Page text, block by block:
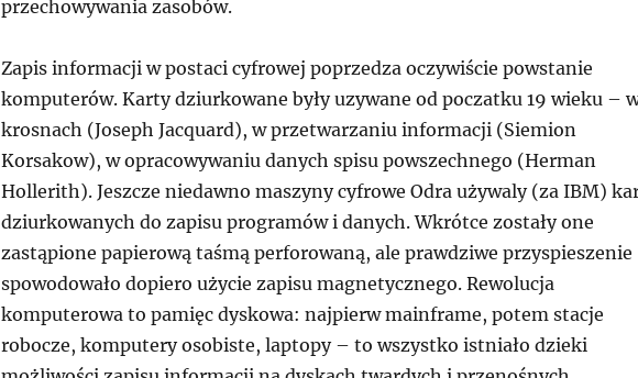
przechowywania zasobów.
Zapis informacji w postaci cyfrowej poprzedza oczywiście powstanie
komputerów. Karty dziurkowane były uzywane od poczatku 19 wieku –
krosnach (Joseph Jacquard), w przetwarzaniu informacji (Siemion
Korsakow), w opracowywaniu danych spisu powszechnego (Herman
Hollerith). Jeszcze niedawno maszyny cyfrowe Odra używaly (za IBM)
dziurkowanych do zapisu programów i danych. Wkrótce zostały one
zastąpione papierową taśmą perforowaną, ale prawdziwe przyspieszenie
spowodowało dopiero użycie zapisu magnetycznego. Rewolucja
komputerowa to pamięc dyskowa: najpierw mainframe, potem stacje
robocze, komputery osobiste, laptopy – to wszystko istniało dzieki